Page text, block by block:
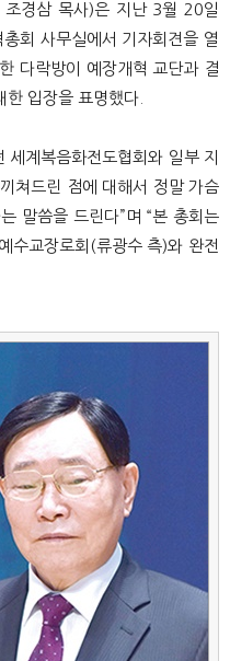
조경삼 목사)은 지난 3월 20일
회 사무실에서 기자회견을 열
다락방이 예장개혁 교단과 결
입장을 표명했다.
세계복음화전도협회와 일부 지
쳐드린 점에 대해서 정말 가슴
말씀을 드린다”며 “본 총회는
수교장로회(류광수 측)와 완전